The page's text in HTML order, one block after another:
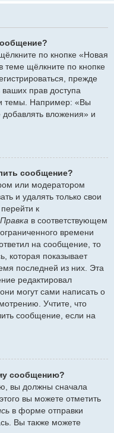
по кнопке «Новая
щёлкните по кнопке
прежде
прав доступа
темы. Например: «Вы
вложения» и
сообщение?
или модератором
и удалять только свои
к
Правка в соответствующем
времени
на сообщение, то
которая показывает
последней из них. Эта
редактировал
могут сами написать о
Учтите, что
сообщение, если на
сообщению?
вы должны сначала
вы можете отметить
в форме отправки
Вы также можете